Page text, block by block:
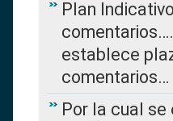
Plan
establece
comentarios…
Por la cual